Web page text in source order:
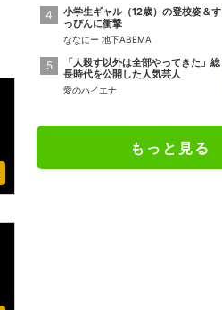
小学生ギャル（12歳）の登校姿＆す
っぴんに衝撃
ななにー 地下ABEMA
「人殺す以外は全部やってきた」総
長時代を公開した人気芸人
愛のハイエナ
もっと見る